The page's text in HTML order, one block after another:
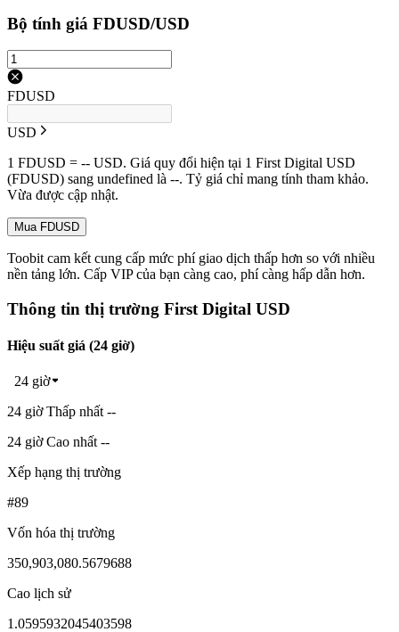
Bộ tính giá FDUSD/USD
FDUSD
USD
1 FDUSD = -- USD. Giá quy đổi hiện tại 1 First Digital USD
(FDUSD) sang undefined là --. Tỷ giá chỉ mang tính tham khảo.
Vừa được cập nhật.
Mua FDUSD
Toobit cam kết cung cấp mức phí giao dịch thấp hơn so với nhiều
nền tảng lớn. Cấp VIP của bạn càng cao, phí càng hấp dẫn hơn.
Thông tin thị trường First Digital USD
Hiệu suất giá (24 giờ)
24 giờ
24 giờ Thấp nhất --
24 giờ Cao nhất --
Xếp hạng thị trường
#89
Vốn hóa thị trường
350,903,080.5679688
Cao lịch sử
1.0595932045403598